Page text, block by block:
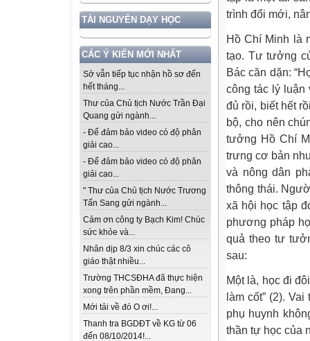
TÀI NGUYÊN DẠY HỌC
CÁC Ý KIẾN MỚI NHẤT
Sở vẫn tiếp tục nhận hồ sơ đến
hết tháng...
Thư của Chủ tịch Nước Trần Đại
Quang gửi ngành...
- Để đảm bảo video có độ phân
giải cao...
- Để đảm bảo video có độ phân
giải cao...
" Thư của Chủ tịch Nước Trương
Tấn Sang gửi ngành...
Cảm ơn công ty Bạch Kim! Chúc
sức khỏe và...
Nhân dịp 8/3 xin chúc các cô
giáo thật nhiều...
Trường THCSĐHA đã thực hiện
xong trên phần mềm, Đang...
Mới tải về đó O ơi!...
Thanh tra BGDĐT về KG từ 06
đến 08/10/2014!...
trình đổi mới,
Hồ Chí Minh là
tạo. Tư tưởng
Bác căn dặn:
công tác lý luận
đủ rồi, biết hết
bộ, cho nên
tưởng Hồ Chí
trưng cơ bản
và nông dân
thông thái.
xã hội học tập
phương pháp
quả theo tư
sau:
Một là, học đi
làm cốt” (2).
phụ huynh
thần tự học của